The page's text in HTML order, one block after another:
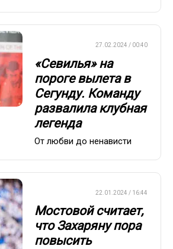
27.02.2024 / 00:40
«Севилья» на
пороге вылета в
Сегунду. Команду
развалила клубная
легенда
От любви до ненависти
22.01.2024 / 16:44
Мостовой считает,
что Захаряну пора
повысить